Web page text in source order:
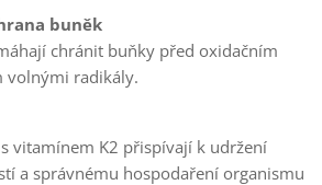
buněk
chránit buňky před oxidačním
volnými radikály.
vitamínem K2 přispívají k udržení
a správnému hospodaření organismu